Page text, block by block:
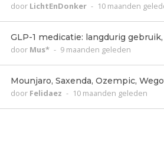
door LichtEnDonker - 10 maanden
GLP-1 medicatie: langdurig
door Mus* - 9 maanden geleden
Mounjaro, Saxenda, Ozempic,
door Felidaez - 10 maanden geleden